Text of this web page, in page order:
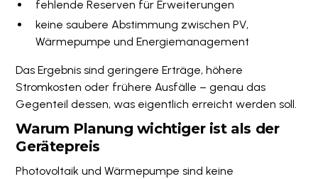
fehlende Reserven für Erweiterungen
keine saubere Abstimmung zwischen PV,
Wärmepumpe und Energiemanagement
Das Ergebnis sind geringere Erträge, höhere
Stromkosten oder frühere Ausfälle – genau das
Gegenteil dessen, was eigentlich erreicht werden soll.
Warum Planung wichtiger ist als der
Gerätepreis
Photovoltaik und Wärmepumpe sind keine